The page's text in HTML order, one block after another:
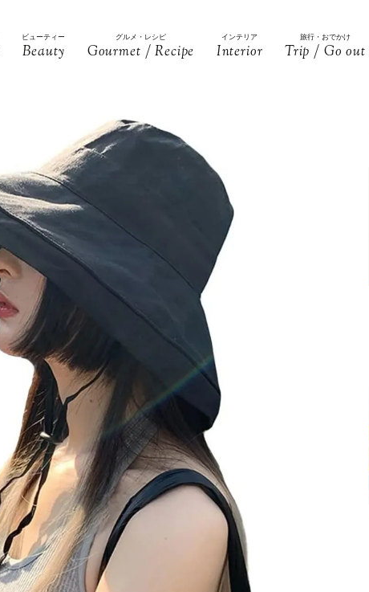
ビューティー
Beauty
グルメ・レシピ
Gourmet / Recipe
インテリア
Interior
旅行・おでかけ
Trip / Go out